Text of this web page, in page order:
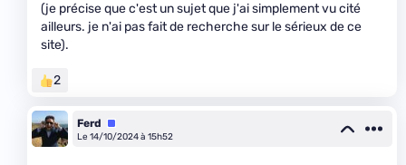
(je précise que c'est un sujet que j'ai simplement vu cité
ailleurs. je n'ai pas fait de recherche sur le sérieux de ce
site).
2
Ferd
Équipe
Le 14/10/2024 à 15h52